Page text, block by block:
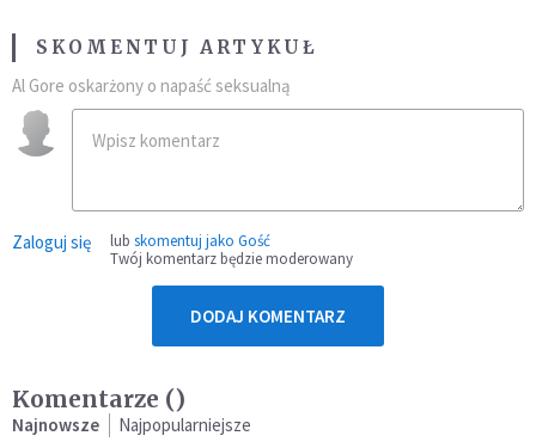
SKOMENTUJ ARTYKUŁ
Al Gore oskarżony o napaść seksualną
Zaloguj się lub skomentuj jako Gość
Twój komentarz będzie moderowany
DODAJ KOMENTARZ
Komentarze ()
Najnowsze Najpopularniejsze